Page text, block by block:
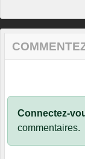
Connectez-
commentaires.